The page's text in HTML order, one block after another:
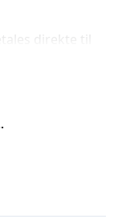
direkte til